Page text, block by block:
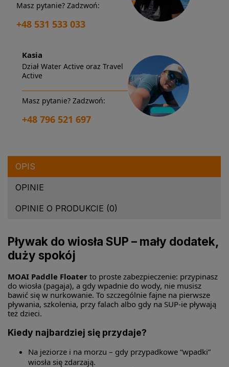
Masz pytanie? Zadzwoń:
+48 531 533 033
Kasia
Dział Water Active oraz Travel
Active
Masz pytanie? Zadzwoń:
+48 796 521 697
OPIS
OPINIE
OPINIE O PRODUKCIE (0)
Pływak do wiosła SUP – mały dodatek,
duży spokój
MOAI Paddle Floater to proste zabezpieczenie: przypinasz
do wiosła (pagaja), a gdy wpadnie do wody, nie musisz
bawić się w nurkowanie. To szczególnie fajne na pierwsze
pływania, szkolenia, przy falach albo gdy na SUP-ie pływają
też dzieci.
Kiedy najbardziej się przydaje?
Na jeziorze i na morzu – gdy przypadkowe “wpadki”
wiosła się zdarzają.